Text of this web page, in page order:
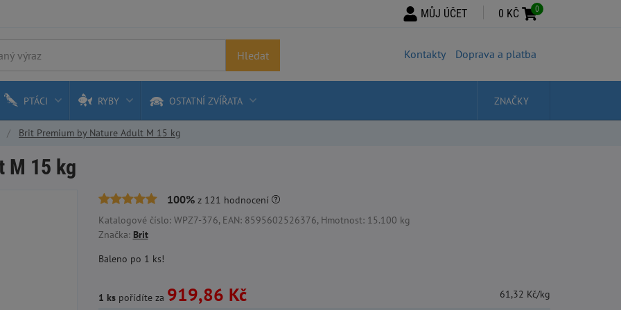
Hledat Kontakty Doprava a platba
PTÁCI RYBY OSTATNÍ ZVÍŘATA ZNAČKY
Brit Premium by Nature Adult M 15 kg
M 15 kg
100%z 121 hodnocení
Katalogové číslo: WPZ7-376, EAN: 8595602526376, Hmotnost: 15.100 kg
Značka: Brit
Baleno po 1 ks!
1 kspořídíte za 919,86 Kč 61,32 Kč/kg
0 KČ 0
MŮJ ÚČET